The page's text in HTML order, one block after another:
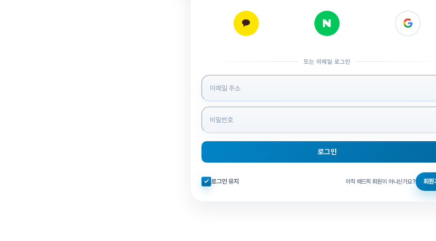
또는 이메일 로그인
로그인 정보 입력
로그인
자동로그인 체크
로그인 유지 아직 애드픽 회원이 아니신가요? 회원